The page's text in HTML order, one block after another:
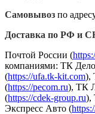
Самовывоз по
Доставка по РФ и
Почтой России (
компаниями: ТК
(https://ufa.tk-kit.com),
(https://pecom.ru), ТК
(https://cdek-group.ru),
Экспресс Авто (